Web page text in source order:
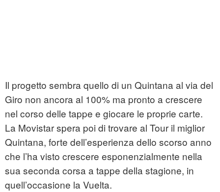
Il progetto sembra quello di un Quintana al via del
Giro non ancora al 100% ma pronto a crescere
nel corso delle tappe e giocare le proprie carte.
La Movistar spera poi di trovare al Tour il miglior
Quintana, forte dell’esperienza dello scorso anno
che l’ha visto crescere esponenzialmente nella
sua seconda corsa a tappe della stagione, in
quell’occasione la Vuelta.